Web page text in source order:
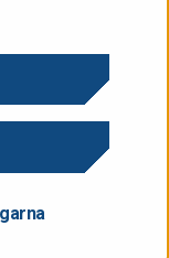
beslut om
datumet för
januari.
på